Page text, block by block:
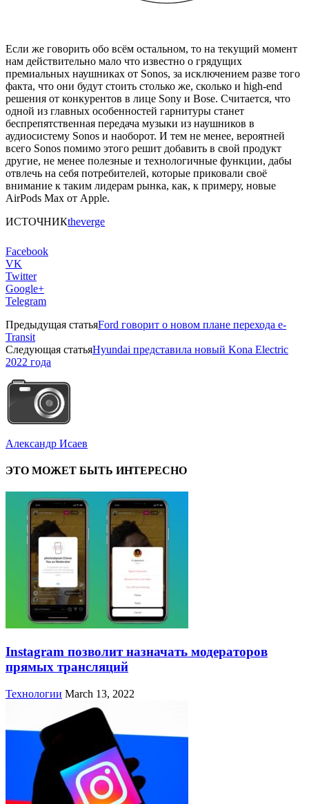
Если же говорить обо всём остальном, то на текущий момент
нам действительно мало что известно о грядущих
премиальных наушниках от Sonos, за исключением разве того
факта, что они будут стоить столько же, сколько и high-end
решения от конкурентов в лице Sony и Bose. Считается, что
одной из главных особенностей гарнитуры станет
беспрепятственная передача музыки из наушников в
аудиосистему Sonos и наоборот. И тем не менее, вероятней
всего Sonos помимо этого решит добавить в свой продукт
другие, не менее полезные и технологичные функции, дабы
отвлечь на себя потребителей, которые приковали своё
внимание к таким лидерам рынка, как, к примеру, новые
AirPods Max от Apple.
ИСТОЧНИКtheverge
Facebook
VK
Twitter
Google+
Telegram
Предыдущая статьяFord говорит о новом плане перехода e-
Transit
Следующая статьяHyundai представила новый Kona Electric
2022 года
Александр Исаев
ЭТО МОЖЕТ БЫТЬ ИНТЕРЕСНО
Instagram позволит назначать модераторов
прямых трансляций
Технологии March 13, 2022